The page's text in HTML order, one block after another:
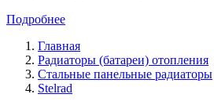
Подробнее
Главная
Радиаторы (батареи) отопления
Стальные панельные радиаторы
Stelrad